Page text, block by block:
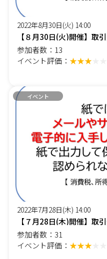
2022年8月30日(火) 14:00
参加者数：13
イベント評価： ★★★
イベント
2022年7月28日(木) 14:00
参加者数：31
イベント評価： ★★★